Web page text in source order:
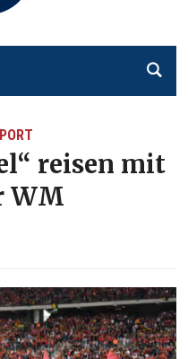
reisen mit
WM